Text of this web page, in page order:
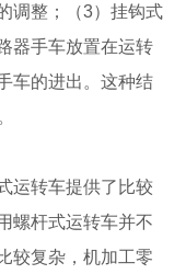
调整；（3）挂钩式
器手车放置在运转
车的进出。这种结
转车提供了比较
螺杆式运转车并不
较复杂，机加工零